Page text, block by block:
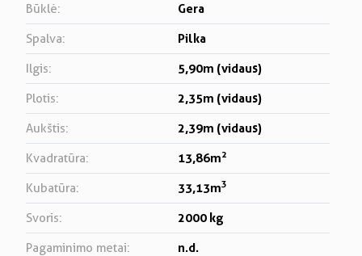
Būklė: Gera
Spalva: Pilka
Ilgis: 5,90m (vidaus)
Plotis: 2,35m (vidaus)
Aukštis: 2,39m (vidaus)
Kvadratūra: 13,86m2
Kubatūra: 33,13m3
Svoris: 2000 kg
Pagaminimo metai: n.d.